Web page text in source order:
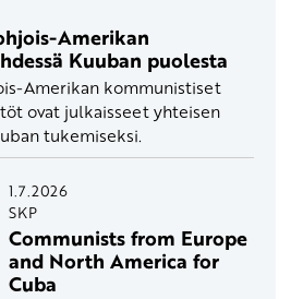
Amerikan
Kuuban puolesta
Amerikan kommunistiset
ovat julkaisseet yhteisen
tukemiseksi.
1.7.2026
SKP
Communists from Europe
and North America for
Cuba